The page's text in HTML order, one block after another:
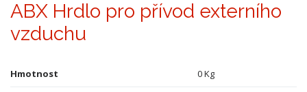
ABX Hrdlo pro přívod externího
vzduchu
Hmotnost 0 Kg